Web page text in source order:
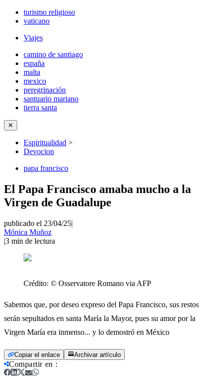
turismo religioso
vaticano
Viajes
camino de santiago
españa
malta
mexico
peregrinación
santuario mariano
tierra santa
✕
Espiritualidad >
Devocion
papa francisco
El Papa Francisco amaba mucho a la
Virgen de Guadalupe
publicado el 23/04/25|
Mónica Muñoz
|3 min de lectura
Crédito: © Osservatore Romano via AFP
Sabemos que, por deseo expreso del Papa Francisco, sus restos
serán sepultados en santa María la Mayor, pues su amor por la
Virgen María era inmenso... y lo demostró en México
Copiar el enlace Archivar artículo
Compartir en :